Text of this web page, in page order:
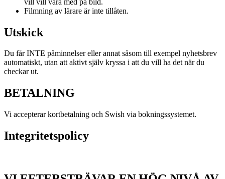
Filmning av lärare är inte tillåten.
Utskick
Du får INTE påminnelser eller annat såsom till exempel nyhetsbrev
automatiskt, utan att aktivt själv kryssa i att du vill ha det när du
checkar ut.
BETALNING
Vi accepterar kortbetalning och Swish via bokningssystemet.
Integritetspolicy